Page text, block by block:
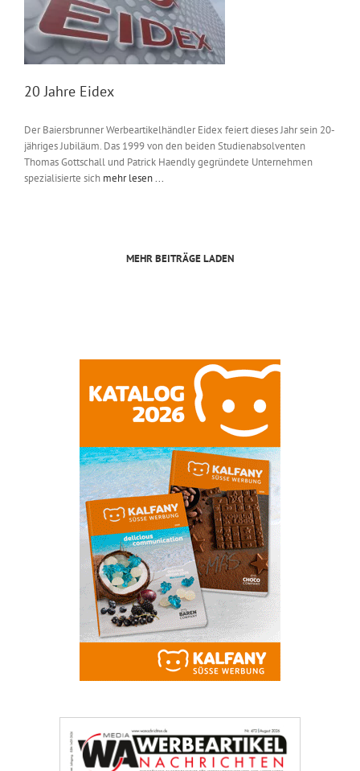
20 Jahre Eidex
Der Baiersbrunner Werbeartikelhändler Eidex feiert dieses Jahr sein 20-
jähriges Jubiläum. Das 1999 von den beiden Studienabsolventen
Thomas Gottschall und Patrick Haendly gegründete Unternehmen
spezialisierte sich mehr lesen ...
MEHR BEITRÄGE LADEN